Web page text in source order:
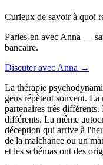
Curieux de savoir à quoi
Parles-en avec Anna —
bancaire.
Discuter avec Anna →
La thérapie
gens répètent souvent.
partenaires très
différents. La même
déception qui arrive à
de la malchance ou un
et les schémas ont des